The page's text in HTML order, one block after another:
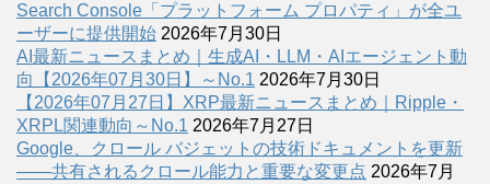
Search Console「プラットフォーム プロパティ」が全ユ
ーザーに提供開始 2026年7月30日
AI最新ニュースまとめ｜生成AI・LLM・AIエージェント動
向【2026年07月30日】～No.1 2026年7月30日
【2026年07月27日】XRP最新ニュースまとめ｜Ripple・
XRPL関連動向～No.1 2026年7月27日
Google、クロール バジェットの技術ドキュメントを更新
――共有されるクロール能力と重要な変更点 2026年7月